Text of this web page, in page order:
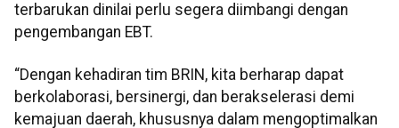
terbarukan dinilai perlu segera diimbangi dengan
pengembangan EBT.
“Dengan kehadiran tim BRIN, kita berharap dapat
berkolaborasi, bersinergi, dan berakselerasi demi
kemajuan daerah, khususnya dalam mengoptimalkan